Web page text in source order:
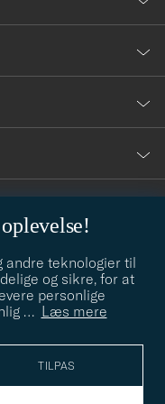
andre teknologier til
og sikre, for at
personlige
… Læs mere
TILPAS
os hjælpe dig, vi hjælper